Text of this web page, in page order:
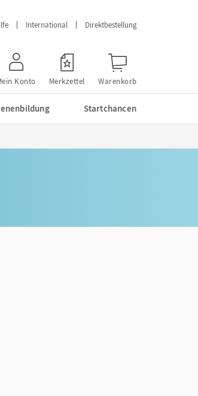
International Direktbestellung
Konto Merkzettel Warenkorb
Startchancen